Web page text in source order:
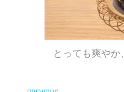
とっても爽やか